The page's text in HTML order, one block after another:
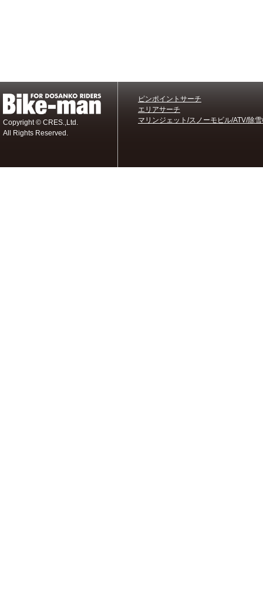
Copyright © CRES.,Ltd.
All Rights Reserved.
ピンポイントサーチ
エリアサーチ
マリンジェット/スノーモビル/ATV/除